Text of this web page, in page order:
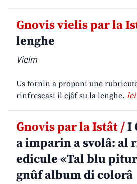
Gnovis vielis par la
lenghe
Vielm
Us tornin a proponi une
rinfrescasi il cjâf su la lenghe.
Gnovis par la Istât /I
a imparin a svolâ: al
edicule «Tal blu
gnûf album di colorâ